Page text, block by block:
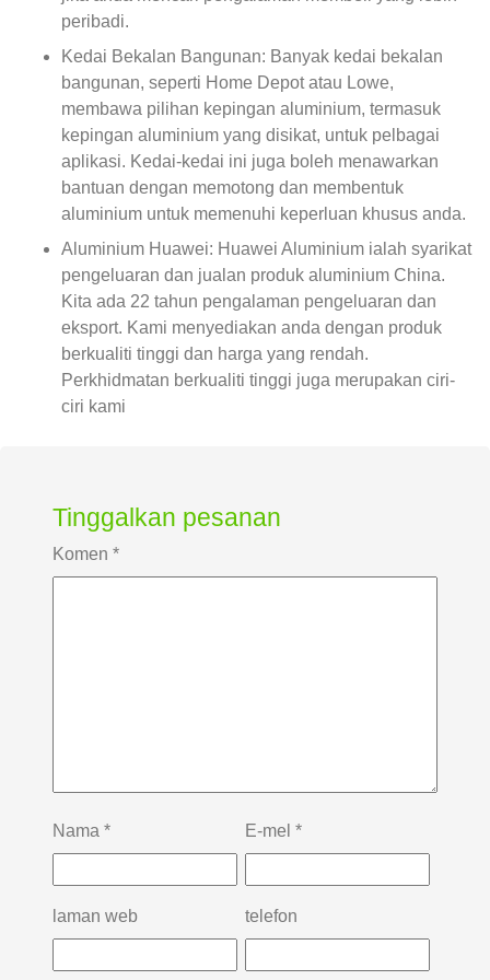
peribadi.
Kedai Bekalan Bangunan: Banyak kedai bekalan
bangunan, seperti Home Depot atau Lowe,
membawa pilihan kepingan aluminium, termasuk
kepingan aluminium yang disikat, untuk pelbagai
aplikasi. Kedai-kedai ini juga boleh menawarkan
bantuan dengan memotong dan membentuk
aluminium untuk memenuhi keperluan khusus anda.
Aluminium Huawei: Huawei Aluminium ialah syarikat
pengeluaran dan jualan produk aluminium China.
Kita ada 22 tahun pengalaman pengeluaran dan
eksport. Kami menyediakan anda dengan produk
berkualiti tinggi dan harga yang rendah.
Perkhidmatan berkualiti tinggi juga merupakan ciri-
ciri kami
Tinggalkan pesanan
Komen *
Nama * E-mel *
laman web telefon